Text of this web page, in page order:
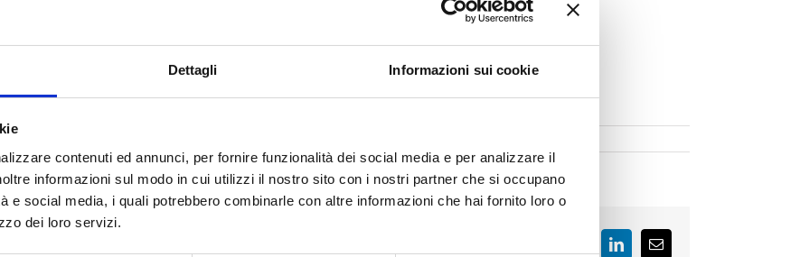
Dettagli Informazioni sui cookie
contenuti ed annunci, per fornire funzionalità dei social media e per analizzare il
informazioni sul modo in cui utilizzi il nostro sito con i nostri partner che si occupano
e social media, i quali potrebbero combinarle con altre informazioni che hai fornito loro o
dei loro servizi.
FacebookLinkedInEmail